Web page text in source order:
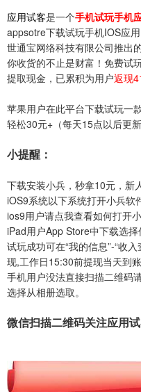
应用试客是一个手机试玩手机
appsotre下载试玩手机IOS应
世通宝网络科技有限公司推出
你收货的不止是财富！免费试
提取现金，已累积为用户返现
苹果用户在此平台下载试玩一
轻松30元+ （每天15点以后更
小提醒：
下载安装小兵，秒拿10元，新
iOS9系统以下系统打开小兵软
ios9用户请点我查看如何打开小
iPad用户App Store中下载选
试玩成功可在“我的信息”-“收
现,工作日15:30前提现当天到
手机用户没法直接扫描二维码
选择从相册选取。
微信扫描二维码关注应用